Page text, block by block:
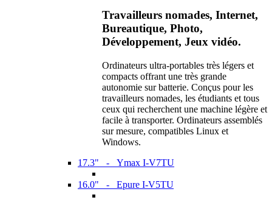
Travailleurs nomades, Internet,
Bureautique, Photo,
Développement, Jeux vidéo.
Ordinateurs ultra-portables très légers et
compacts offrant une très grande
autonomie sur batterie. Conçus pour les
travailleurs nomades, les étudiants et tous
ceux qui recherchent une machine légère et
facile à transporter. Ordinateurs assemblés
sur mesure, compatibles Linux et
Windows.
17.3" - Ymax I-V7TU
16.0" - Epure I-V5TU